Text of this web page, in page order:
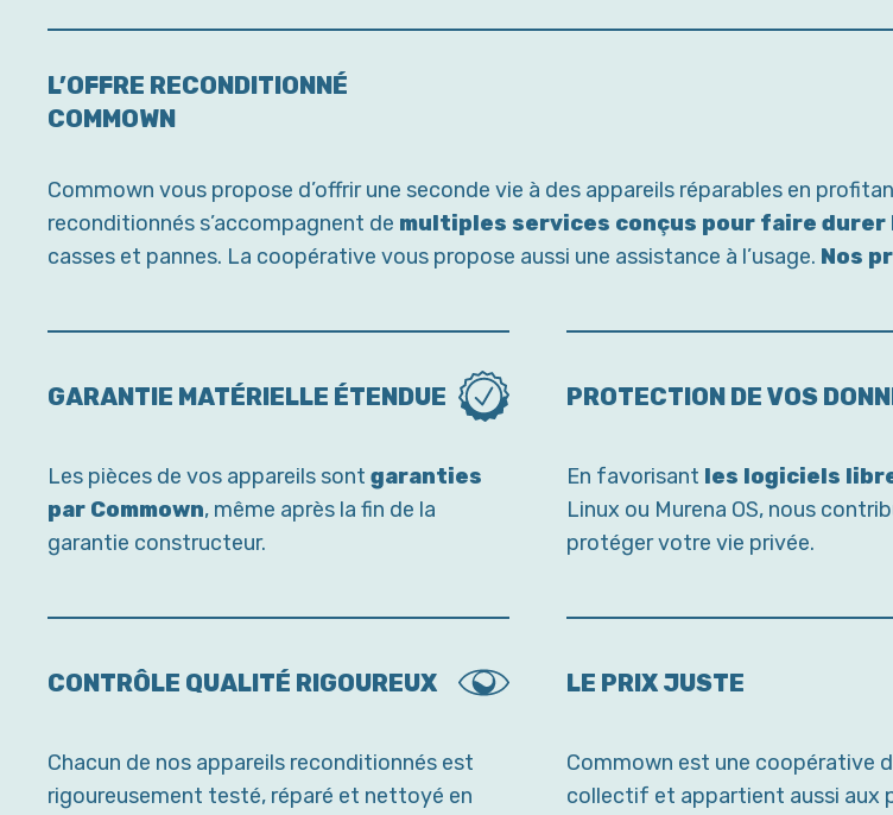
L’OFFRE RECONDITIONNÉ
COMMOWN
Commown vous propose d’offrir une seconde vie à des appareils réparables en
reconditionnés s’accompagnent de multiples services conçus pour faire durer
casses et pannes. La coopérative vous propose aussi une assistance à l’usage. Nos
GARANTIE MATÉRIELLE ÉTENDUE
Les pièces de vos appareils sontgaranties
par Commown, même après la fin de la
garantie constructeur.
PROTECTION DE VOS
En favorisant les logiciels
Linux ou Murena OS, nous
protéger votre vie privée.
CONTRÔLE QUALITÉ RIGOUREUX
Chacun de nos appareils reconditionnés est
rigoureusement testé, réparé et nettoyé en
LE PRIX JUSTE
Commown est une coopérative
collectif et appartient aussi aux